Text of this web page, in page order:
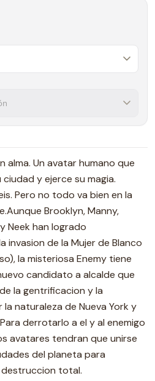
alma. Un avatar humano que
y ejerce su magia.
Pero no todo va bien en la
Brooklyn, Manny,
Neek han logrado
invasion de la Mujer de Blanco
la misteriosa Enemy tiene
candidato a alcalde que
la gentrificacion y la
naturaleza de Nueva York y
derrotarlo a el y al enemigo
avatares tendran que unirse
del planeta para
total.